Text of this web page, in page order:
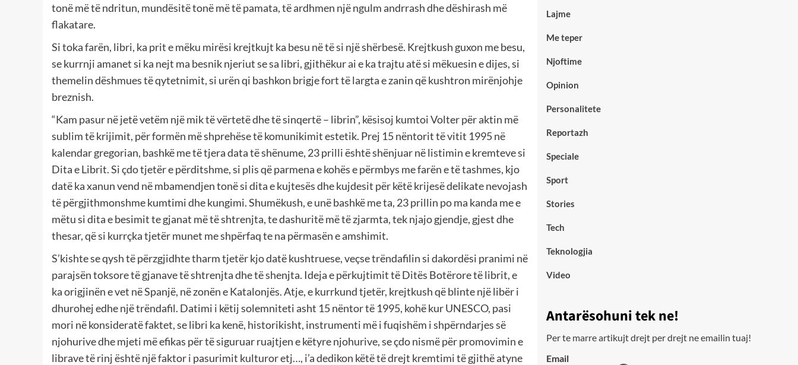
tonë më të ndritun, mundësitë tonë më të pamata, të ardhmen një ngulm andrrash dhe dëshirash më
flakatare.
Si toka farën, libri, ka prit e mëku mirësi krejtkujt ka besu në të si një shërbesë. Krejtkush guxon me besu,
se kurrnji amanet si ka nejt ma besnik njeriut se sa libri, gjithëkur ai e ka trajtu atë si mëkuesin e dijes, si
themelin dëshmues të qytetnimit, si urën qi bashkon brigje fort të largta e zanin që kushtron mirënjohje
breznish.
“Kam pasur në jetë vetëm një mik të vërtetë dhe të sinqertë – librin”, kësisoj kumtoi Volter për aktin më
sublim të krijimit, për formën më shprehëse të komunikimit estetik. Prej 15 nëntorit të vitit 1995 në
kalendar gregorian, bashkë me të tjera data të shënume, 23 prilli është shënjuar në listimin e kremteve si
Dita e Librit. Si çdo tjetër e përditshme, si plis që parmena e kohës e përmbys me farën e të tashmes, kjo
datë ka xanun vend në mbamendjen tonë si dita e kujtesës dhe kujdesit për këtë krijesë delikate nevojash
të përgjithmonshme kumtimi dhe kungimi. Shumëkush, e unë bashkë me ta, 23 prillin po ma kanda me e
mëtu si dita e besimit te gjanat më të shtrenjta, te dashuritë më të zjarmta, tek njajo gjendje, gjest dhe
thesar, që si kurrçka tjetër munet me shpërfaq te na përmasën e amshimit.
S’kishte se qysh të përzgjidhte tharm tjetër kjo datë kushtruese, veçse trëndafilin si dakordësi pranimi në
parajsën toksore të gjanave të shtrenjta dhe të shenjta. Ideja e përkujtimit të Ditës Botërore të librit, e
ka origjinën e vet në Spanjë, në zonën e Katalonjës. Atje, e kurrkund tjetër, krejtkush që blinte një libër i
dhurohej edhe një trëndafil. Datimi i këtij solemniteti asht 15 nëntor të 1995, kohë kur UNESCO, pasi
mori në konsideratë faktet, se libri ka kenë, historikisht, instrumenti më i fuqishëm i shpërndarjes së
njohurive dhe mjeti më efikas për të siguruar ruajtjen e këtyre njohurive, se çdo nismë për promovimin e
librave të rinj është një faktor i pasurimit kulturor etj…, i’a dedikon këtë të drejt kremtimi të gjithë atyne
Lajme
Me teper
Njoftime
Opinion
Personalitete
Reportazh
Speciale
Sport
Stories
Tech
Teknologjia
Video
Antarësohuni tek ne!
Per te marre artikujt drejt per drejt ne emailin tuaj!
Email